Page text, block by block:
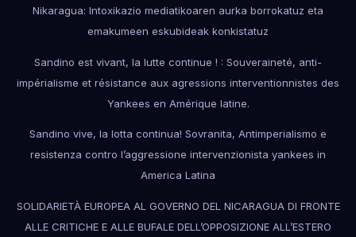
Nikaragua: Intoxikazio mediatikoaren aurka borrokatuz eta
emakumeen eskubideak konkistatuz
Sandino est vivant, la lutte continue ! : Souveraineté, anti-
impérialisme et résistance aux agressions interventionnistes des
Yankees en Amérique latine.
Sandino vive, la lotta continua! Sovranita, Antimperialismo e
resistenza contro l’aggressione intervenzionista yankees in
America Latina
SOLIDARIETÀ EUROPEA AL GOVERNO DEL NICARAGUA DI FRONTE
ALLE CRITICHE E ALLE BUFALE DELL’OPPOSIZIONE ALL’ESTERO